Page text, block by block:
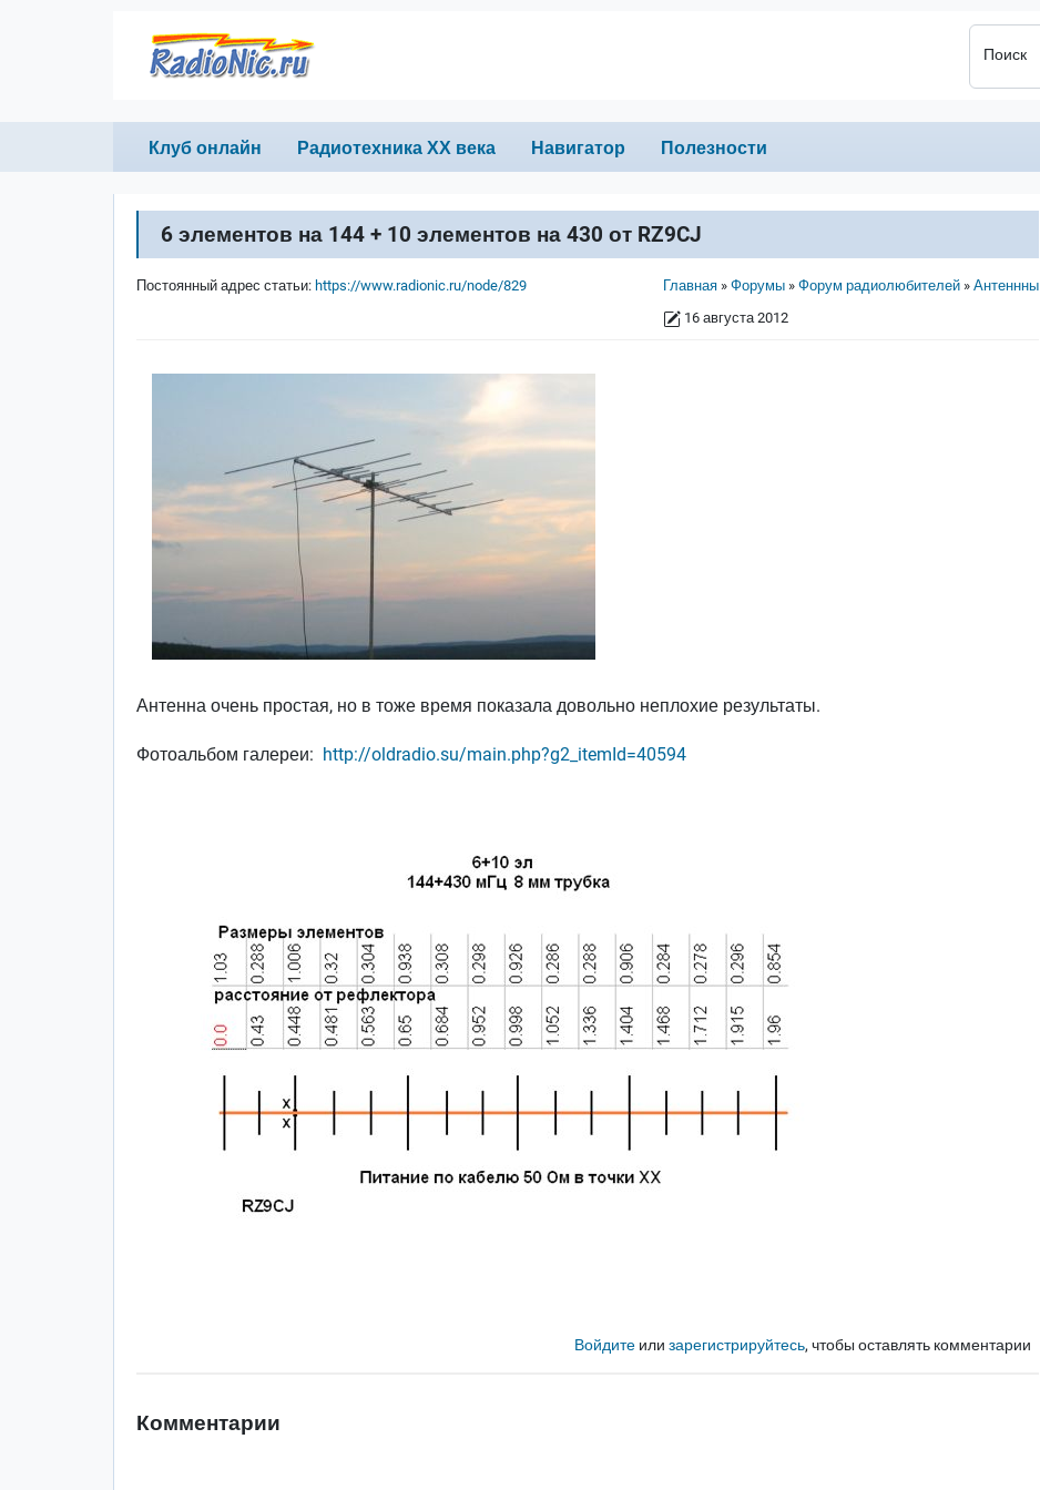
Поиск
Primary links
Клуб онлайн Радиотехника ХХ века Навигатор Полезности
6 элементов на 144 + 10 элементов на 430 от RZ9CJ
Строка навигации
Главная Форумы Форум радиолюбителей
Антеннны
16 августа 2012
Постоянный адрес статьи: https://www.radionic.ru/node/829
Антенна очень простая, но в тоже время показала довольно неплохие результаты.
Фотоальбом галереи: http://oldradio.su/main.php?g2_itemId=40594
Войдитеили зарегистрируйтесь, чтобы оставлять комментарии
Комментарии